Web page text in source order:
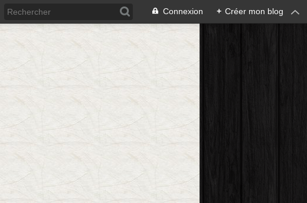
Connexion + Créer mon blog